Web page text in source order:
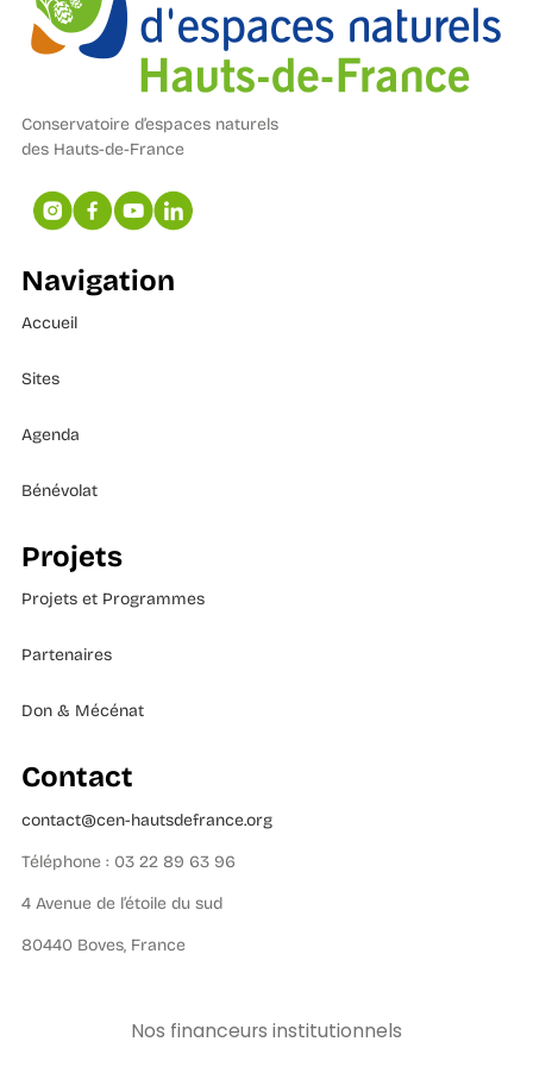
Conservatoire d’espaces naturels
des Hauts-de-France
Navigation
Accueil
Sites
Agenda
Bénévolat
Projets
Projets et Programmes
Partenaires
Don & Mécénat
Contact
contact@cen-hautsdefrance.org
Téléphone : 03 22 89 63 96
4 Avenue de l’étoile du sud
80440 Boves, France
Nos financeurs institutionnels